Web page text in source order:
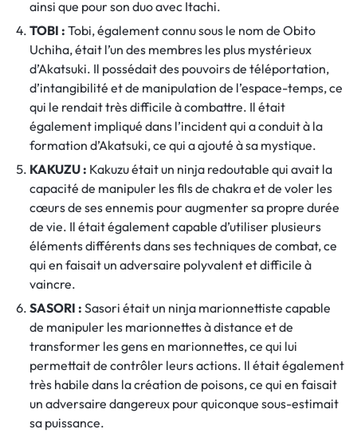
ainsi que pour son duo avec Itachi.
TOBI : Tobi, également connu sous le nom de Obito
Uchiha, était l’un des membres les plus mystérieux
d’Akatsuki. Il possédait des pouvoirs de téléportation,
d’intangibilité et de manipulation de l’espace-temps, ce
qui le rendait très difficile à combattre. Il était
également impliqué dans l’incident qui a conduit à la
formation d’Akatsuki, ce qui a ajouté à sa mystique.
KAKUZU : Kakuzu était un ninja redoutable qui avait la
capacité de manipuler les fils de chakra et de voler les
cœurs de ses ennemis pour augmenter sa propre durée
de vie. Il était également capable d’utiliser plusieurs
éléments différents dans ses techniques de combat, ce
qui en faisait un adversaire polyvalent et difficile à
vaincre.
SASORI : Sasori était un ninja marionnettiste capable
de manipuler les marionnettes à distance et de
transformer les gens en marionnettes, ce qui lui
permettait de contrôler leurs actions. Il était également
très habile dans la création de poisons, ce qui en faisait
un adversaire dangereux pour quiconque sous-estimait
sa puissance.